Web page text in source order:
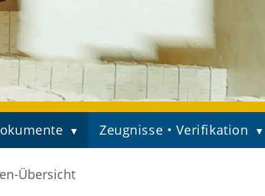
Zeugnisse • Verifikation
Übersicht